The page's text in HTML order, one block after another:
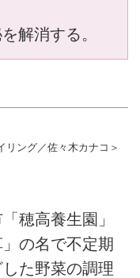
解消する。
ング／佐々木カナコ＞
穂高養生園」
の名で不定期
た野菜の調理